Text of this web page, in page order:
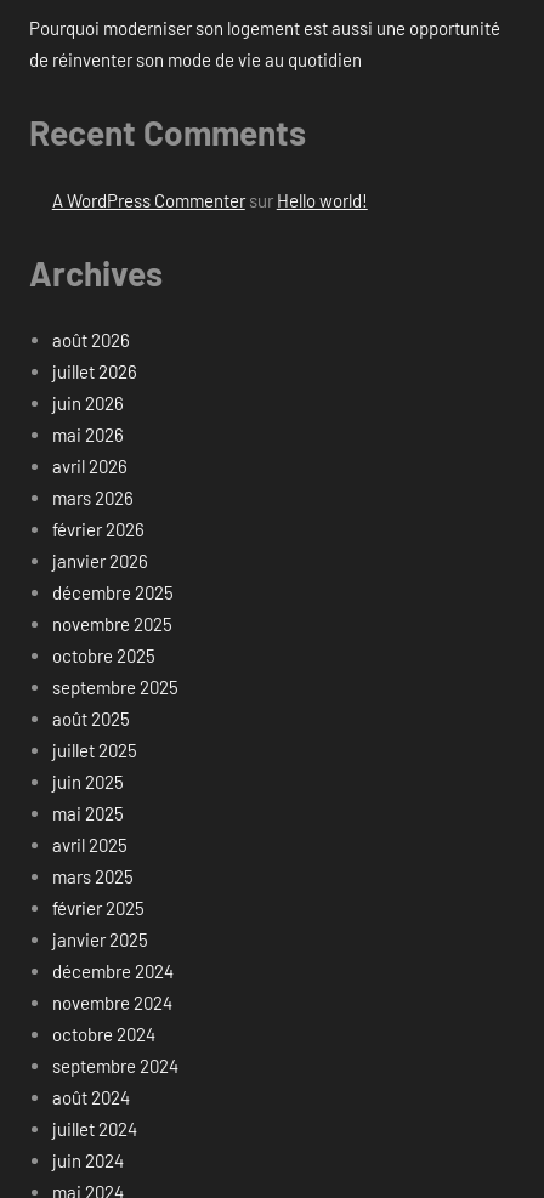
Pourquoi moderniser son logement est aussi une opportunité
de réinventer son mode de vie au quotidien
Recent Comments
A WordPress Commentersur Hello world!
Archives
août 2026
juillet 2026
juin 2026
mai 2026
avril 2026
mars 2026
février 2026
janvier 2026
décembre 2025
novembre 2025
octobre 2025
septembre 2025
août 2025
juillet 2025
juin 2025
mai 2025
avril 2025
mars 2025
février 2025
janvier 2025
décembre 2024
novembre 2024
octobre 2024
septembre 2024
août 2024
juillet 2024
juin 2024
mai 2024